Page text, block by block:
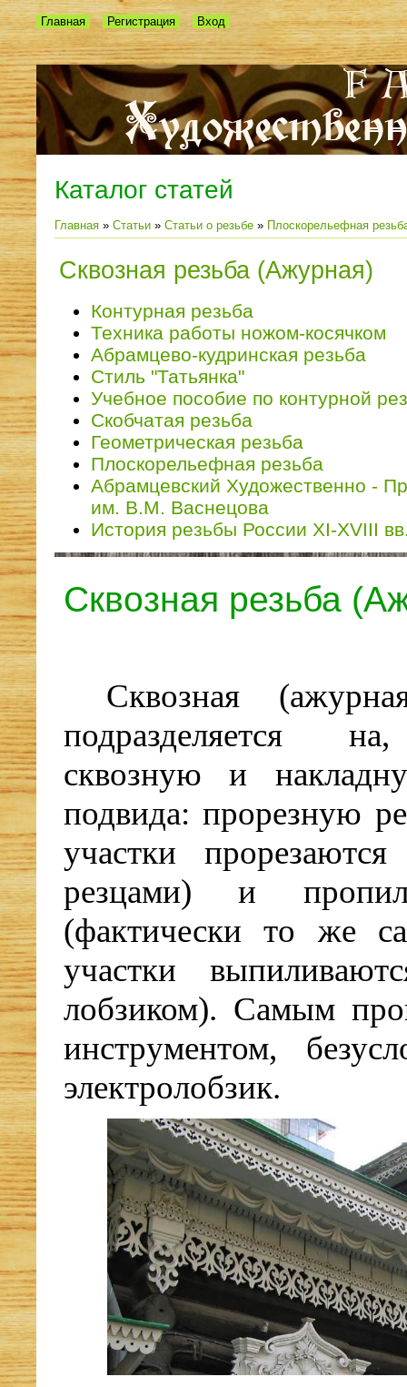
Главная Регистрация Вход
Каталог статей
Главная » Статьи » Статьи о резьбе » Плоскорельефная
Сквозная резьба (Ажурная)
Контурная резьба
Техника работы ножом-косячком
Абрамцево-кудринская резьба
Стиль "Татьянка"
Учебное пособие по контурной
Скобчатая резьба
Геометрическая резьба
Плоскорельефная резьба
Абрамцевский Художественно -
им. В.М. Васнецова
История резьбы России XI-XVIII
Сквозная резьба
Сквозная
подразделяется
сквозную и
подвида: прорезную
участки
резцами) и
(фактически то же
участки
лобзиком). Самым
инструментом,
электролобзик.